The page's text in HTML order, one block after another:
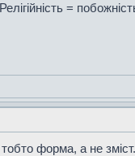
=
тобто форма, а не